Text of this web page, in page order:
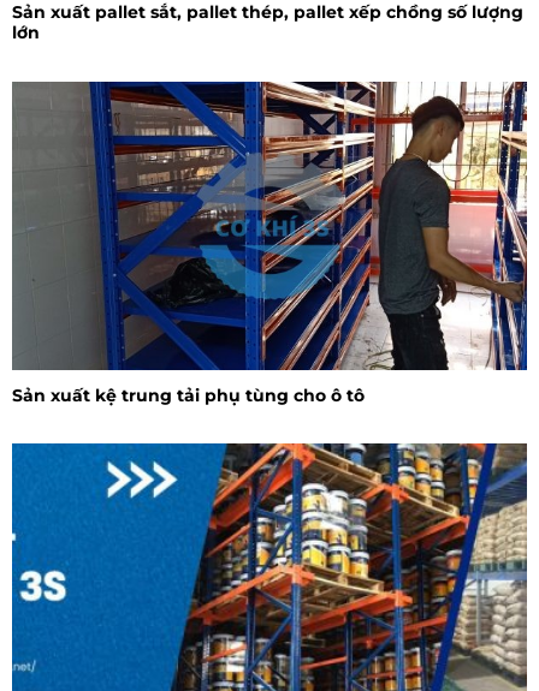
Sản xuất pallet sắt, pallet thép, pallet xếp chồng số lượng
lớn
Sản xuất kệ trung tải phụ tùng cho ô tô